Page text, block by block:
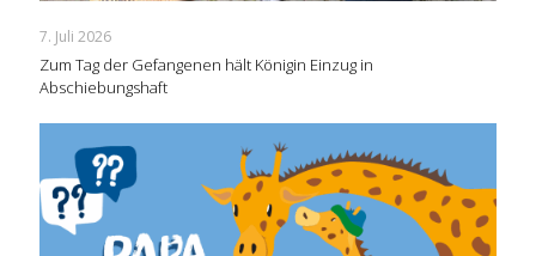
7. Juli 2026
Zum Tag der Gefangenen hält Königin Einzug in
Abschiebungshaft